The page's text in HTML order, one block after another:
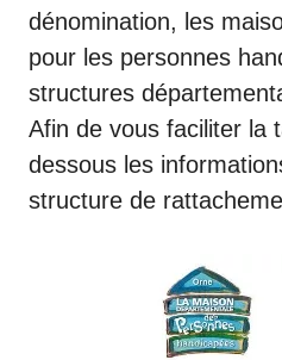
dénomination, les
pour les personnes
structures
Afin de vous faciliter la
dessous les
structure de